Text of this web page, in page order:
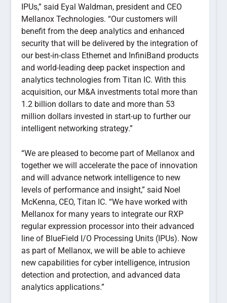
IPUs,” said Eyal Waldman, president and CEO
Mellanox Technologies. “Our customers will
benefit from the deep analytics and enhanced
security that will be delivered by the integration of
our best-in-class Ethernet and InfiniBand products
and world-leading deep packet inspection and
analytics technologies from Titan IC. With this
acquisition, our M&A investments total more than
1.2 billion dollars to date and more than 53
million dollars invested in start-up to further our
intelligent networking strategy.”
“We are pleased to become part of Mellanox and
together we will accelerate the pace of innovation
and will advance network intelligence to new
levels of performance and insight,” said Noel
McKenna, CEO, Titan IC. “We have worked with
Mellanox for many years to integrate our RXP
regular expression processor into their advanced
line of BlueField I/O Processing Units (IPUs). Now
as part of Mellanox, we will be able to achieve
new capabilities for cyber intelligence, intrusion
detection and protection, and advanced data
analytics applications.”